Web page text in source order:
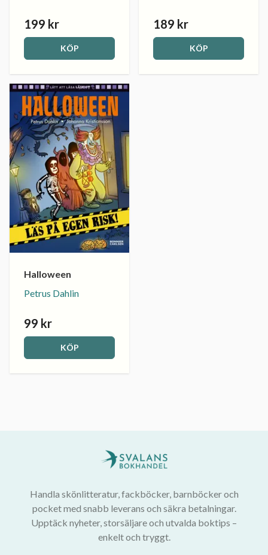
199 kr
KÖP
189 kr
KÖP
Halloween
Petrus Dahlin
99 kr
KÖP
Handla skönlitteratur, fackböcker, barnböcker och
pocket med snabb leverans och säkra betalningar.
Upptäck nyheter, storsäljare och utvalda boktips –
enkelt och tryggt.